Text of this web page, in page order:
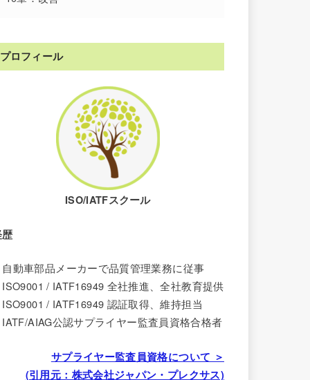
プロフィール
ISO/IATFスクール
自動車部品メーカーで品質管理業務に従事
ISO9001 / IATF16949 全社推進、全社教育提供
ISO9001 / IATF16949 認証取得、維持担当
IATF/AIAG公認サプライヤー監査員資格合格者
サプライヤー監査員資格について ＞
(引用元：株式会社ジャパン・プレクサス)